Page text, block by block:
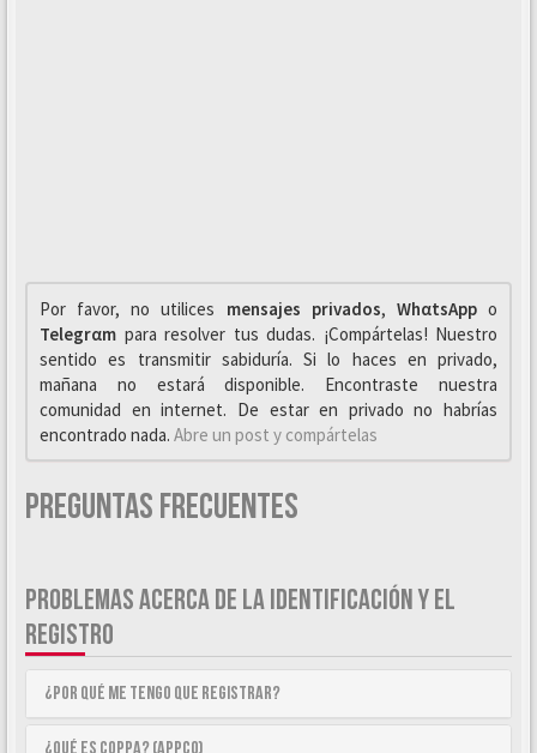
Por favor, no utilices mensajes privados, WhαtsAppo
Telegrαm para resolver tus dudas. ¡Compártelas! Nuestro
sentido es transmitir sabiduría. Si lo haces en privado,
mañana no estará disponible. Encontraste nuestra
comunidad en internet. De estar en privado no habrías
encontrado nada. Abre un post y compártelas
Preguntas Frecuentes
PROBLEMAS ACERCA DE LA IDENTIFICACIÓN Y EL
REGISTRO
¿Por qué me tengo que registrar?